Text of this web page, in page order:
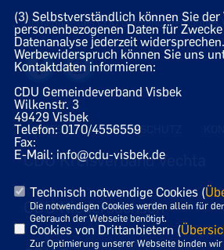
Homepage des CDU Gemeindeverbandes
IMPRESSUM DATENSCHUTZ
CDU Kreisverband Vechta
CDU Niedersachsen
(3) Selbstverständlich können Sie
personenbezogenen Daten für
Datenanalyse jederzeit
Werbewiderspruch können Sie uns
Kontaktdaten informieren:
CDU Gemeindeverband Visbek
Wilkenstr. 3
49429 Visbek
Telefon: 0170/4556559
Fax:
E-Mail: info@cdu-visbek.de
Technisch notwendige Cookies (
Die notwendigen Cookies werden allein für
Gebrauch der Webseite benötigt.
Cookies von Drittanbietern (
Zur Optimierung unserer Webseite binden